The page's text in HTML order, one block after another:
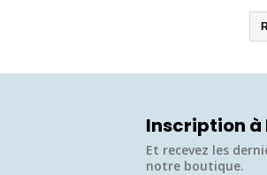
Inscription à
Et recevez les
notre boutique.​